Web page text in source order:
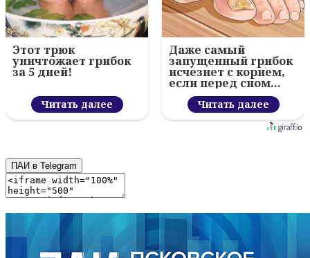
Этот трюк
уничтожает грибок
за 5 дней!
Читать далее
Даже самый
запущенный грибок
исчезнет с корнем,
если перед сном…
Читать далее
ПАИ в Telegram